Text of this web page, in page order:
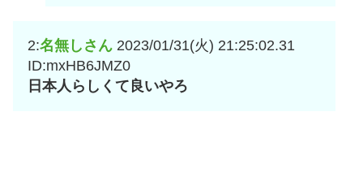
2:名無しさん 2023/01/31(火) 21:25:02.31
ID:mxHB6JMZ0
日本人らしくて良いやろ